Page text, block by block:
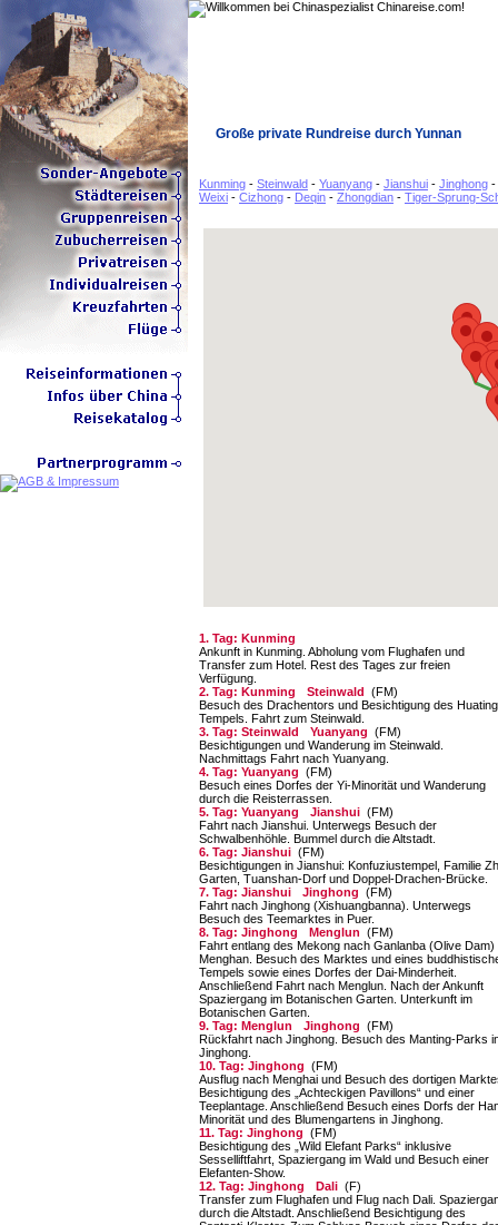
Große private Rundreise durch Yunnan
Kunming - Steinwald - Yuanyang - Jianshui - Jinghong -
Weixi - Cizhong - Deqin - Zhongdian - Tiger-Sprung-
1. Tag: Kunming
Ankunft in Kunming. Abholung vom Flughafen und
Transfer zum Hotel. Rest des Tages zur freien
Verfügung.
2. Tag: Kunming
Steinwald (FM)
Besuch des Drachentors und Besichtigung des
Tempels. Fahrt zum Steinwald.
3. Tag: Steinwald
Yuanyang (FM)
Besichtigungen und Wanderung im Steinwald.
Nachmittags Fahrt nach Yuanyang.
4. Tag: Yuanyang (FM)
Besuch eines Dorfes der Yi-Minorität und Wanderung
durch die Reisterrassen.
5. Tag: Yuanyang
Jianshui (FM)
Fahrt nach Jianshui. Unterwegs Besuch der
Schwalbenhöhle. Bummel durch die Altstadt.
6. Tag: Jianshui (FM)
Besichtigungen in Jianshui: Konfuziustempel, Familie
Garten, Tuanshan-Dorf und Doppel-Drachen-Brücke.
7. Tag: Jianshui
Jinghong (FM)
Fahrt nach Jinghong (Xishuangbanna). Unterwegs
Besuch des Teemarktes in Puer.
8. Tag: Jinghong
Menglun (FM)
Fahrt entlang des Mekong nach Ganlanba (Olive Dam)
Menghan. Besuch des Marktes und eines
Tempels sowie eines Dorfes der Dai-Minderheit.
Anschließend Fahrt nach Menglun. Nach der Ankunft
Spaziergang im Botanischen Garten. Unterkunft im
Botanischen Garten.
9. Tag: Menglun
Jinghong (FM)
Rückfahrt nach Jinghong. Besuch des Manting-Parks
Jinghong.
10. Tag: Jinghong (FM)
Ausflug nach Menghai und Besuch des dortigen
Besichtigung des „Achteckigen Pavillons“ und einer
Teeplantage. Anschließend Besuch eines Dorfs der
Minorität und des Blumengartens in Jinghong.
11. Tag: Jinghong (FM)
Besichtigung des „Wild Elefant Parks“ inklusive
Sesselliftfahrt, Spaziergang im Wald und Besuch einer
Elefanten-Show.
12. Tag: Jinghong
Dali (F)
Transfer zum Flughafen und Flug nach Dali.
durch die Altstadt. Anschließend Besichtigung des